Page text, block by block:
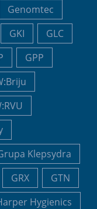
Genomtec
GKI
GLC
GPP
Klepsydra
GRX
GTN
Hygienics